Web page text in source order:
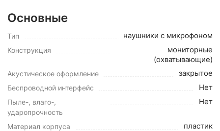
Основные
Тип наушники с микрофоном
Конструкция
мониторные
(охватывающие)
Акустическое оформление закрытое
Беспроводной интерфейс Нет
Пыле-, влаго-,
ударопрочность
Нет
Материал корпуса пластик